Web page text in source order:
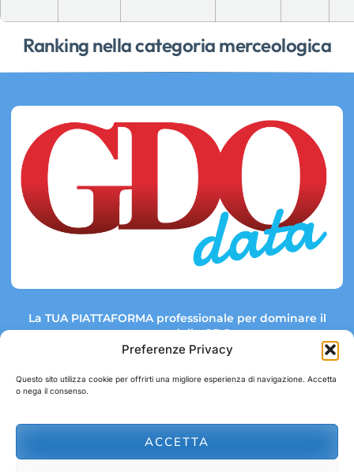
Preferenze Privacy
Questo sito utilizza cookie per offrirti una migliore esperienza di navigazione. Accetta
o nega il consenso.
ACCETTA
Ranking nella categoria merceologica
La TUA PIATTAFORMA professionale per dominare il
mercato della GDO.
Link rapidi:
abbonamenti@gdodata.it